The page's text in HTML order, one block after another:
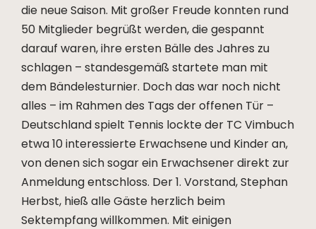
die neue Saison. Mit großer Freude konnten rund
50 Mitglieder begrüßt werden, die gespannt
darauf waren, ihre ersten Bälle des Jahres zu
schlagen – standesgemäß startete man mit
dem Bändelesturnier. Doch das war noch nicht
alles – im Rahmen des Tags der offenen Tür –
Deutschland spielt Tennis lockte der TC Vimbuch
etwa 10 interessierte Erwachsene und Kinder an,
von denen sich sogar ein Erwachsener direkt zur
Anmeldung entschloss. Der 1. Vorstand, Stephan
Herbst, hieß alle Gäste herzlich beim
Sektempfang willkommen. Mit einigen